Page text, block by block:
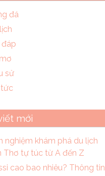
đá
đáp
sử
mới
nghiệm khám phá du lịch
Thơ tự túc từ A đến Z
cao bao nhiêu? Thông tin